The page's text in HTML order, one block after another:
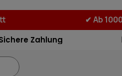
✔Ab
Zahlung